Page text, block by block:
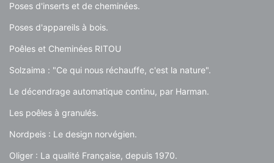
Poses d'inserts et de cheminées.
Poses d'appareils à bois.
Poêles et Cheminées RITOU
Solzaima : "Ce qui nous réchauffe, c'est la nature".
Le décendrage automatique continu, par Harman.
Les poêles à granulés.
Nordpeis : Le design norvégien.
Oliger : La qualité Française, depuis 1970.